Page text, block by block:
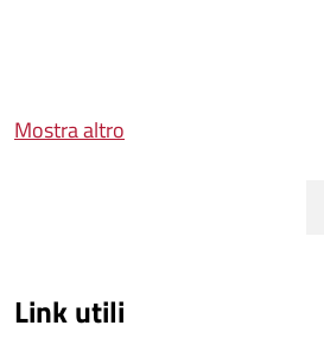
Mostra altro
Link utili